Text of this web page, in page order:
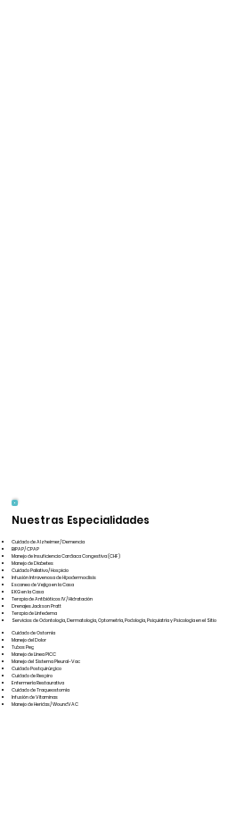
Nuestras Especialidades
Cuidado de Alzheimer/Demencia
BiPAP/CPAP
Manejo de Insuficiencia Cardiaca Congestiva (CHF)
Manejo de Diabetes
Cuidado Paliativo/Hospicio
Infusión Intravenosa de Hipodermoclisis
Escaneo de Vejiga en la Casa
EKG en la Casa
Terapia de Antibióticos IV/Hidratación
Drenajes Jackson Pratt
Terapia de Linfedema
Servicios de Odontología, Dermatología, Optometría, Podología, Psiquiatría y Psicología en el Sitio
Cuidado de Ostomía
Manejo del Dolor
Tubos Peg
Manejo de Línea PICC
Manejo del Sistema Pleural-Vac
Cuidado Postquirúrgico
Cuidado de Respiro
Enfermería Restaurativa
Cuidado de Traqueostomía
Infusión de Vitaminas
Manejo de Heridas/WoundVAC